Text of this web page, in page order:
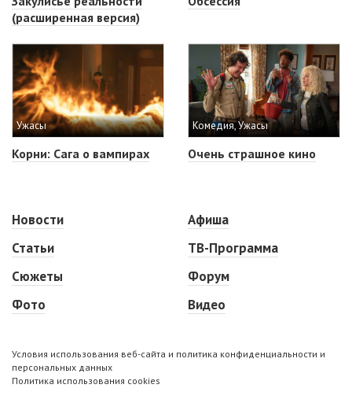
(расширенная версия)
Ужасы
Корни: Сага о вампирах
Комедия, Ужасы
Очень страшное кино
Новости
Статьи
Сюжеты
Фото
Афиша
ТВ-Программа
Форум
Видео
Условия использования веб-сайта и политика конфиденциальности и
персональных данных
Политика использования cookies